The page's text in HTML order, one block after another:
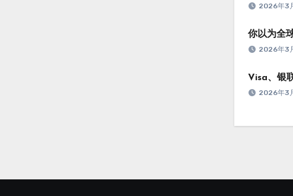
2026年3
你以为全
2026年3
Visa、银
2026年3